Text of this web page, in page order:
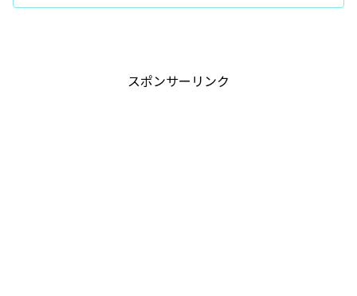
スポンサーリンク